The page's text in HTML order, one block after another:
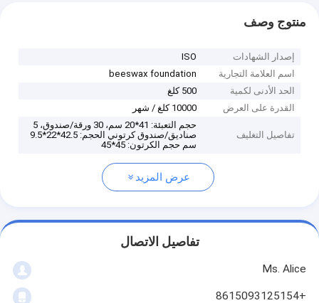
منتوج وصف
إصدار الشهادات
ISO
اسم العلامة التجارية
beeswax foundation
الحد الأدنى لكمية
500 كلغ
القدرة على العرض
10000 كلغ / شهر
تفاصيل التغليف
حجم التعبئة: 41*20 سم، 30 ورقة/صندوق، 5
صناديق/صندوق كرتوني الحجم: 42.5*22*9.5
سم حجم الكرتون: 45*45
عرض المزيد
تفاصيل الاتصال
Ms. Alice
+8615093125154